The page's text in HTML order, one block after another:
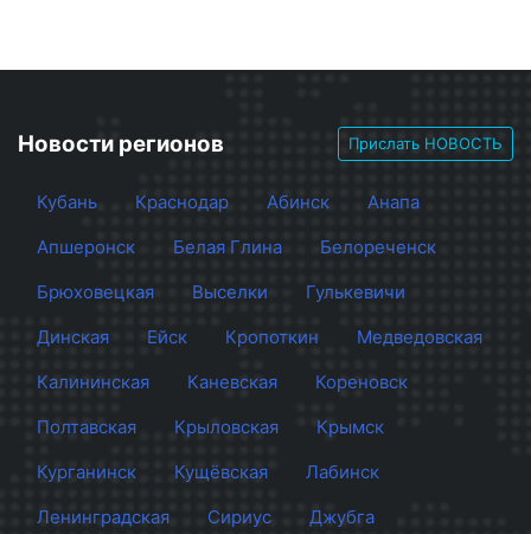
Новости регионов Прислать НОВОСТЬ
Кубань Краснодар Абинск
Анапа
Апшеронск
Белая Глина
Белореченск
Брюховецкая
Выселки
Гулькевичи
Динская
Ейск Кропоткин
Медведовская
Калининская
Каневская
Кореновск
Полтавская
Крыловская
Крымск
Курганинск
Кущёвская
Лабинск
Ленинградская
Сириус
Джубга